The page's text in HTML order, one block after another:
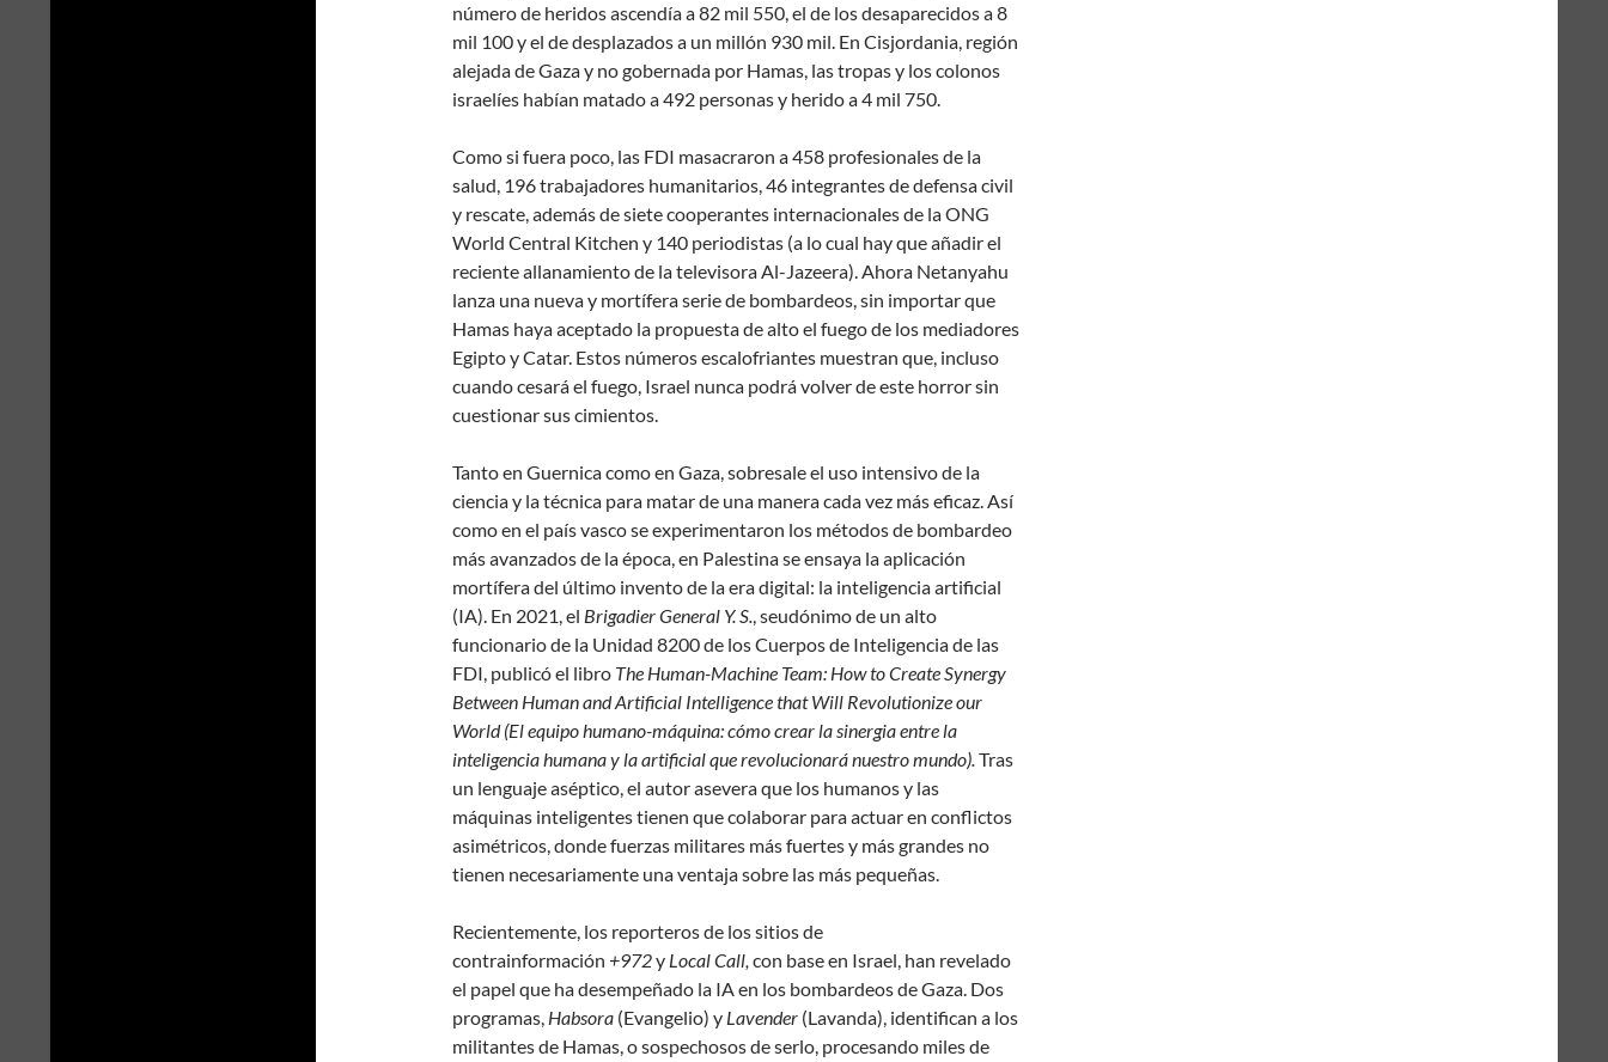
número de heridos ascendía a 82 mil 550, el de los desaparecidos a 8
mil 100 y el de desplazados a un millón 930 mil. En Cisjordania, región
alejada de Gaza y no gobernada por Hamas, las tropas y los colonos
israelíes habían matado a 492 personas y herido a 4 mil 750.
Como si fuera poco, las FDI masacraron a 458 profesionales de la
salud, 196 trabajadores humanitarios, 46 integrantes de defensa civil
y rescate, además de siete cooperantes internacionales de la ONG
World Central Kitchen y 140 periodistas (a lo cual hay que añadir el
reciente allanamiento de la televisora Al-Jazeera). Ahora Netanyahu
lanza una nueva y mortífera serie de bombardeos, sin importar que
Hamas haya aceptado la propuesta de alto el fuego de los mediadores
Egipto y Catar. Estos números escalofriantes muestran que, incluso
cuando cesará el fuego, Israel nunca podrá volver de este horror sin
cuestionar sus cimientos.
Tanto en Guernica como en Gaza, sobresale el uso intensivo de la
ciencia y la técnica para matar de una manera cada vez más eficaz. Así
como en el país vasco se experimentaron los métodos de bombardeo
másavanzadosde la época, en Palestina se ensaya la aplicación
mortífera del último invento de la era digital: la inteligencia artificial
(IA). En 2021, el Brigadier General Y. S., seudónimo de un alto
funcionario de la Unidad 8200 de los Cuerpos de Inteligencia de las
FDI, publicó el libro The Human-Machine Team: How to Create Synergy
Between Human and Artificial Intelligence that Will Revolutionize our
World (El equipo humano-máquina: cómo crear la sinergia entre la
inteligencia humana y la artificial que revolucionará nuestro mundo).Tras
un lenguaje aséptico, el autor asevera que los humanos y las
máquinas inteligentes tienen quecolaborar para actuar en conflictos
asimétricos, donde fuerzas militares más fuertes y más grandes no
tienen necesariamente una ventaja sobre las más pequeñas.
Recientemente, los reporteros de los sitios de
contrainformación +972y Local Call, con base en Israel, han revelado
el papel que ha desempeñado la IA en los bombardeos de Gaza. Dos
programas, Habsora (Evangelio) y Lavender (Lavanda), identifican a los
militantes de Hamas, o sospechosos de serlo, procesando miles de